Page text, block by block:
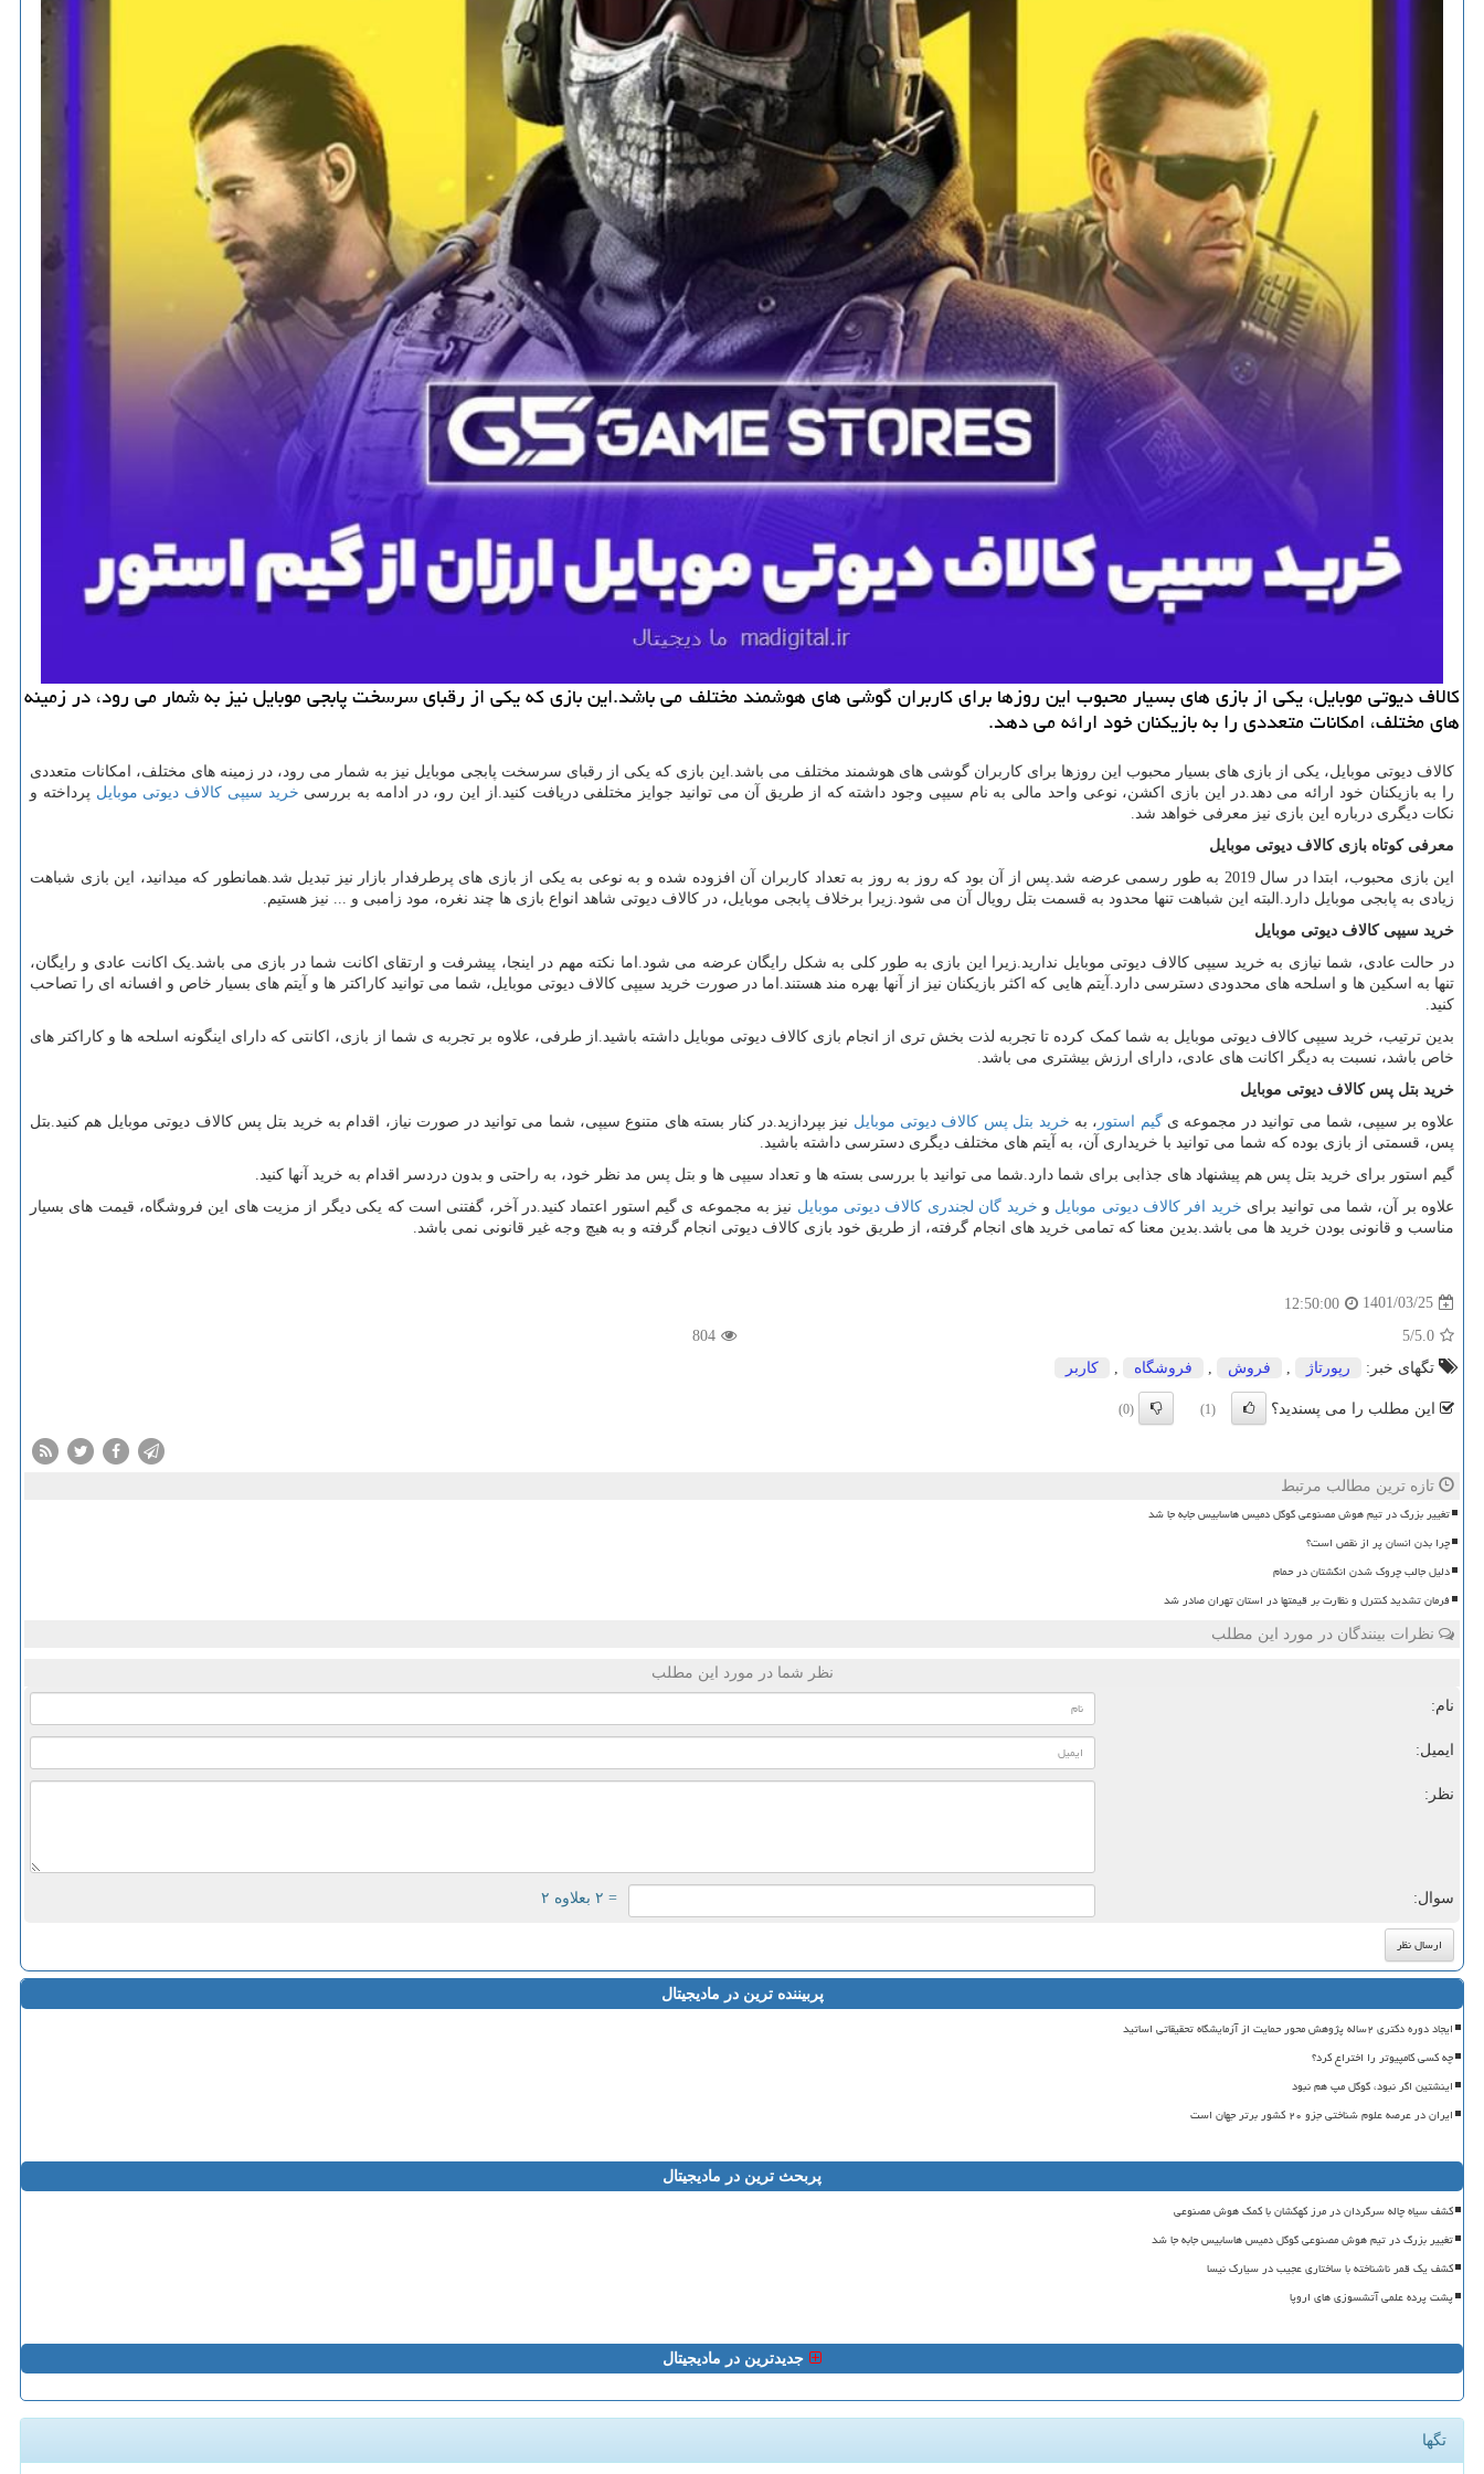
کالاف دیوتی موبایل، یکی از بازی های بسیار محبوب این روزها برای کاربران گوشی های هوشمند مختلف می باشد.این بازی که یکی از رقبای سرسخت پابجی موبایل نیز به شمار می رود، در زمینه
های مختلف، امکانات متعددی را به بازیکنان خود ارائه می دهد.
کالاف دیوتی موبایل، یکی از بازی های بسیار محبوب این روزها برای کاربران گوشی های هوشمند مختلف می باشد.این بازی که یکی از رقبای سرسخت پابجی موبایل نیز به شمار می رود، در زمینه های مختلف، امکانات متعددی
را به بازیکنان خود ارائه می دهد.در این بازی اکشن، نوعی واحد مالی به نام سیپی وجود داشته که از طریق آن می توانید جوایز مختلفی دریافت کنید.از این رو، در ادامه به بررسی خرید سیپی کالاف دیوتی موبایل پرداخته و
نکات دیگری درباره این بازی نیز معرفی خواهد شد.
معرفی کوتاه بازی کالاف دیوتی موبایل
این بازی محبوب، ابتدا در سال 2019 به طور رسمی عرضه شد.پس از آن بود که روز به روز به تعداد کاربران آن افزوده شده و به نوعی به یکی از بازی های پرطرفدار بازار نیز تبدیل شد.همانطور که میدانید، این بازی شباهت
زیادی به پابجی موبایل دارد.البته این شباهت تنها محدود به قسمت بتل رویال آن می شود.زیرا برخلاف پابجی موبایل، در کالاف دیوتی شاهد انواع بازی ها چند نغره، مود زامبی و ... نیز هستیم.
خرید سیپی کالاف دیوتی موبایل
در حالت عادی، شما نیازی به خرید سیپی کالاف دیوتی موبایل ندارید.زیرا این بازی به طور کلی به شکل رایگان عرضه می شود.اما نکته مهم در اینجا، پیشرفت و ارتقای اکانت شما در بازی می باشد.یک اکانت عادی و رایگان،
تنها به اسکین ها و اسلحه های محدودی دسترسی دارد.آیتم هایی که اکثر بازیکنان نیز از آنها بهره مند هستند.اما در صورت خرید سیپی کالاف دیوتی موبایل، شما می توانید کاراکتر ها و آیتم های بسیار خاص و افسانه ای را تصاحب
کنید.
بدین ترتیب، خرید سیپی کالاف دیوتی موبایل به شما کمک کرده تا تجربه لذت بخش تری از انجام بازی کالاف دیوتی موبایل داشته باشید.از طرفی، علاوه بر تجربه ی شما از بازی، اکانتی که دارای اینگونه اسلحه ها و کاراکتر های
خاص باشد، نسبت به دیگر اکانت های عادی، دارای ارزش بیشتری می باشد.
خرید بتل پس کالاف دیوتی موبایل
علاوه بر سیپی، شما می توانید در مجموعه یگیم استور ، به خرید بتل پس کالاف دیوتی موبایل نیز بپردازید.در کنار بسته های متنوع سیپی، شما می توانید در صورت نیاز، اقدام به خرید بتل پس کالاف دیوتی موبایل هم کنید.بتل
پس، قسمتی از بازی بوده که شما می توانید با خریداری آن، به آیتم های مختلف دیگری دسترسی داشته باشید.
گیم استور برای خرید بتل پس هم پیشنهاد های جذابی برای شما دارد.شما می توانید با بررسی بسته ها و تعداد سیپی ها و بتل پس مد نظر خود، به راحتی و بدون دردسر اقدام به خرید آنها کنید.
علاوه بر آن، شما می توانید برای خرید افر کالاف دیوتی موبایل و خرید گان لجندری کالاف دیوتی موبایل نیز به مجموعه ی گیم استور اعتماد کنید.در آخر، گفتنی است که یکی دیگر از مزیت های این فروشگاه، قیمت های بسیار
مناسب و قانونی بودن خرید ها می باشد.بدین معنا که تمامی خرید های انجام گرفته، از طریق خود بازی کالاف دیوتی انجام گرفته و به هیچ وجه غیر قانونی نمی باشد.
1401/03/25
12:50:00
5.0
/5
804
تگهای خبر:
رپورتاژ , فروش , فروشگاه , كاربر
این مطلب را می پسندید؟ (1)
(0)
تازه ترین مطالب مرتبط
تغییر بزرگ در تیم هوش مصنوعی گوگل دمیس هاسابیس جابه جا شد
چرا بدن انسان پر از نقص است؟
دلیل جالب چروک شدن انگشتان در حمام
فرمان تشدید کنترل و نظارت بر قیمتها در استان تهران صادر شد
نظرات بینندگان در مورد این مطلب
نظر شما در مورد این مطلب
نام:
ایمیل:
نظر:
سوال: = ۲ بعلاوه ۲
پربیننده ترین در مادیجیتال
ایجاد دوره دکتری ۲ساله پژوهش محور حمایت از آزمایشگاه تحقیقاتی اساتید
چه کسی کامپیوتر را اختراع کرد؟
اینشتین اگر نبود، گوگل مپ هم نبود
ایران در عرصه علوم شناختی جزو ۲۰ کشور برتر جهان است
پربحث ترین در مادیجیتال
کشف سیاه چاله سرگردان در مرز کهکشان با کمک هوش مصنوعی
تغییر بزرگ در تیم هوش مصنوعی گوگل دمیس هاسابیس جابه جا شد
کشف یک قمر ناشناخته با ساختاری عجیب در سیارک نیسا
پشت پرده علمی آتشسوزی های اروپا
جدیدترین در مادیجیتال
تگها